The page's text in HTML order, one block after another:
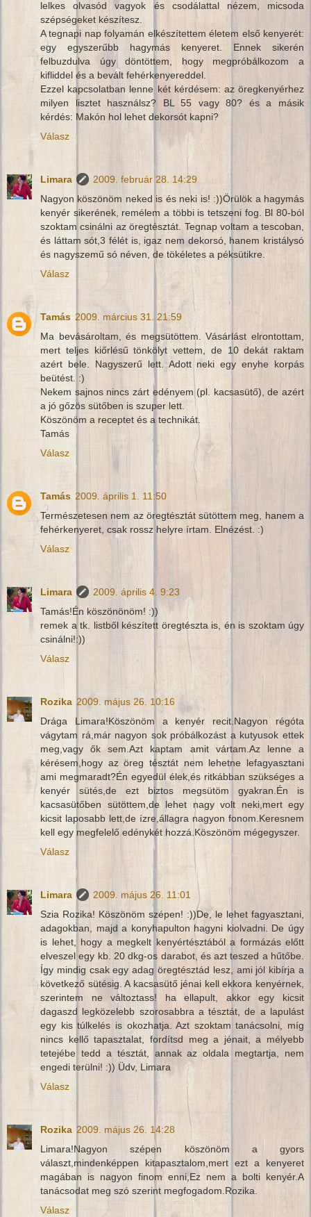
lelkes olvasód vagyok és csodálattal nézem, micsoda
szépségeket készítesz.
A tegnapi nap folyamán elkészítettem életem első kenyerét:
egy egyszerűbb hagymás kenyeret. Ennek sikerén
felbuzdulva úgy döntöttem, hogy megpróbálkozom a
kifliddel és a bevált fehérkenyereddel.
Ezzel kapcsolatban lenne két kérdésem: az öregkenyérhez
milyen lisztet használsz? BL 55 vagy 80? és a másik
kérdés: Makón hol lehet dekorsót kapni?
Válasz
Limara
2009. február 28. 14:29
Nagyon köszönöm neked is és neki is! :))Örülök a hagymás
kenyér sikerének, remélem a többi is tetszeni fog. Bl 80-ból
szoktam csinálni az öregtésztát. Tegnap voltam a tescoban,
és láttam sót,3 félét is, igaz nem dekorsó, hanem kristálysó
és nagyszemű só néven, de tökéletes a péksütikre.
Válasz
Tamás 2009. március 31. 21:59
Ma bevásároltam, és megsütöttem. Vásárlást elrontottam,
mert teljes kiőrlésű tönkölyt vettem, de 10 dekát raktam
azért bele. Nagyszerű lett. Adott neki egy enyhe korpás
beütést. :)
Nekem sajnos nincs zárt edényem (pl. kacsasütő), de azért
a jó gőzös sütőben is szuper lett.
Köszönöm a receptet és a technikát.
Tamás
Válasz
Tamás 2009. április 1. 11:50
Természetesen nem az öregtésztát sütöttem meg, hanem a
fehérkenyeret, csak rossz helyre írtam. Elnézést. :)
Válasz
Limara
2009. április 4. 9:23
Tamás!Én köszönönöm! :))
remek a tk. listből készített öregtészta is, én is szoktam úgy
csinálni!:))
Válasz
Rozika 2009. május 26. 10:16
Drága Limara!Köszönöm a kenyér recit.Nagyon régóta
vágytam rá,már nagyon sok próbálkozást a kutyusok ettek
meg,vagy ők sem.Azt kaptam amit vártam.Az lenne a
kérésem,hogy az öreg tésztát nem lehetne lefagyasztani
ami megmaradt?Én egyedül élek,és ritkábban szükséges a
kenyér sütés,de ezt biztos megsütöm gyakran.Én is
kacsasütőben sütöttem,de lehet nagy volt neki,mert egy
kicsit laposabb lett,de ízre,állagra nagyon fonom.Keresnem
kell egy megfelelő edénykét hozzá.Köszönöm mégegyszer.
Válasz
Limara
2009. május 26. 11:01
Szia Rozika! Köszönöm szépen! :))De, le lehet fagyasztani,
adagokban, majd a konyhapulton hagyni kiolvadni. De úgy
is lehet, hogy a megkelt kenyértésztából a formázás előtt
elveszel egy kb. 20 dkg-os darabot, és azt teszed a hűtőbe.
Így mindig csak egy adag öregtésztád lesz, ami jól kibírja a
következő sütésig. A kacsasütő jénai kell ekkora kenyérnek,
szerintem ne változtass! ha ellapult, akkor egy kicsit
dagaszd legközelebb szorosabbra a tésztát, de a lapulást
egy kis túlkelés is okozhatja. Azt szoktam tanácsolni, míg
nincs kellő tapasztalat, fordítsd meg a jénait, a mélyebb
tetejébe tedd a tésztát, annak az oldala megtartja, nem
engedi terülni! :)) Üdv, Limara
Válasz
Rozika 2009. május 26. 14:28
Limara!Nagyon szépen köszönöm a gyors
választ,mindenképpen kitapasztalom,mert ezt a kenyeret
magában is nagyon finom enni,Ez nem a bolti kenyér.A
tanácsodat meg szó szerint megfogadom.Rozika.
Válasz